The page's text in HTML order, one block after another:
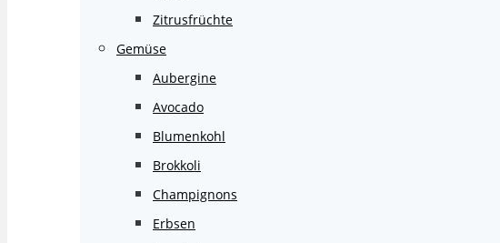
Zitrusfrüchte
Gemüse
Aubergine
Avocado
Blumenkohl
Brokkoli
Champignons
Erbsen